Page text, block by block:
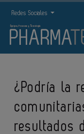
Redes Sociales
¿Podría la
resultados